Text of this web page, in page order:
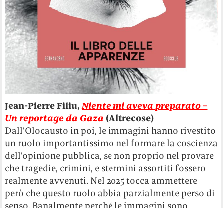
Jean-Pierre Filiu,Niente mi aveva preparato –
Un reportage da Gaza (Altrecose)
Dall’Olocausto in poi, le immagini hanno rivestito
un ruolo importantissimo nel formare la coscienza
dell’opinione pubblica, se non proprio nel provare
che tragedie, crimini, e stermini assortiti fossero
realmente avvenuti. Nel 2025 tocca ammettere
però che questo ruolo abbia parzialmente perso di
senso. Banalmente perché le immagini sono